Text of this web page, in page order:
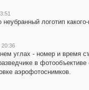
логотип
20:36
углах - номер и время
в
аэрофотоснимков.